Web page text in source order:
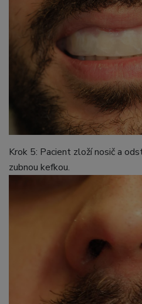
Krok 5: Pacient zloží nosič a
zubnou kefkou.